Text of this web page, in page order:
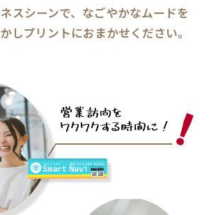
スシーンで、なごやかなムードを
しプリントにおまかせください。